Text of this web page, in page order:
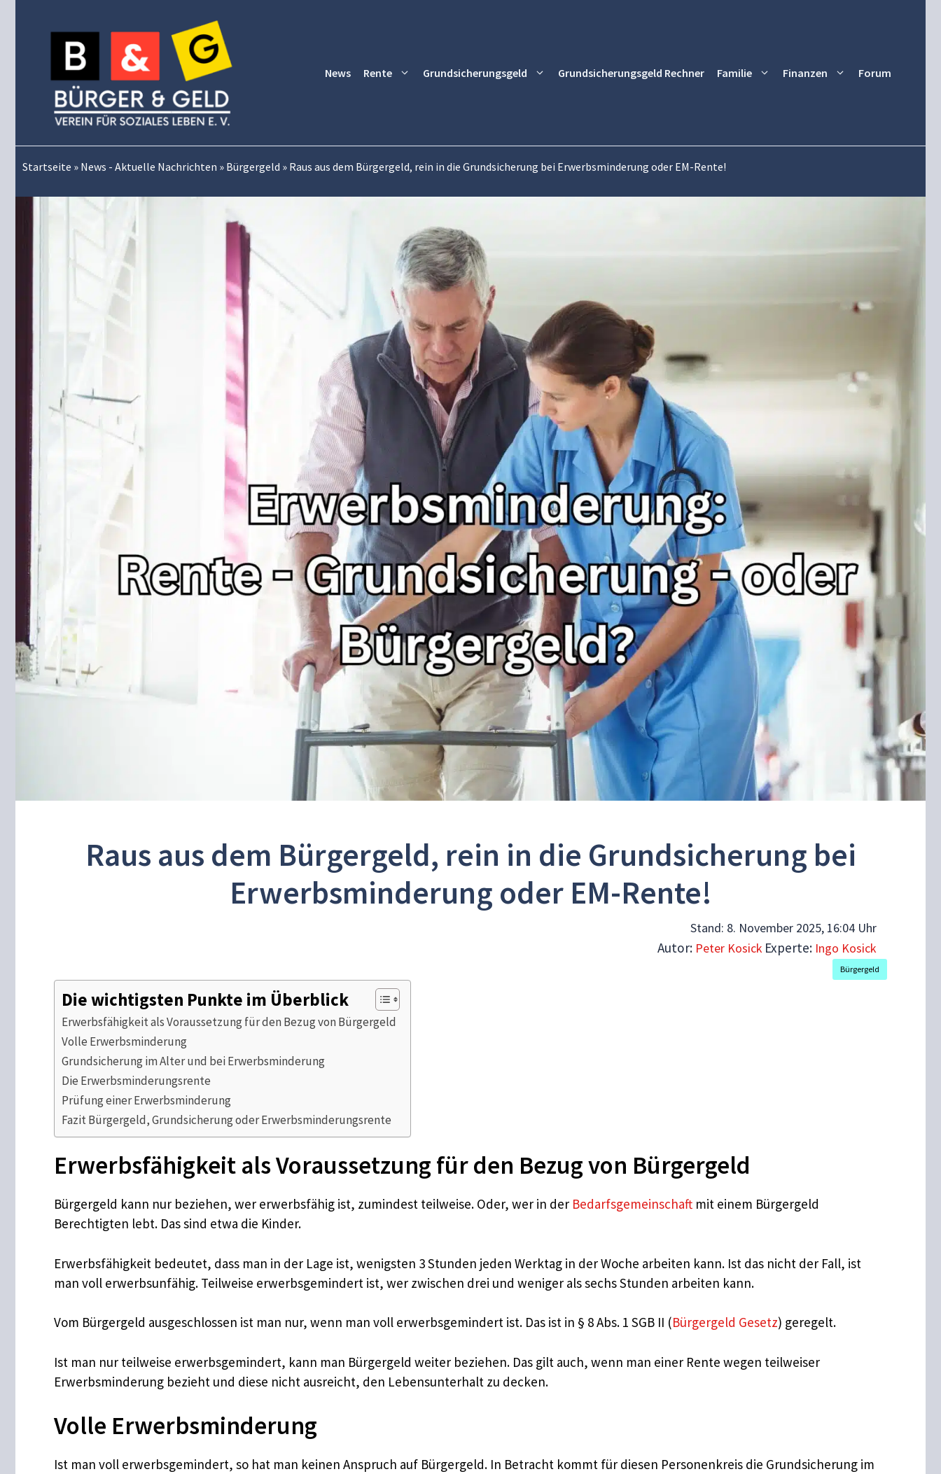
News Rente Grundsicherungsgeld Grundsicherungsgeld Rechner Familie Finanzen Forum
Startseite » News - Aktuelle Nachrichten » Bürgergeld » Raus aus dem Bürgergeld, rein in die Grundsicherung bei Erwerbsminderung oder EM-Rente!
Raus aus dem Bürgergeld, rein in die Grundsicherung bei
Erwerbsminderung oder EM-Rente!
Stand: 8. November 2025, 16:04 Uhr
Autor: Peter Kosick Experte: Ingo Kosick
Bürgergeld
Die wichtigsten Punkte im Überblick
Erwerbsfähigkeit als Voraussetzung für den Bezug von Bürgergeld
Volle Erwerbsminderung
Grundsicherung im Alter und bei Erwerbsminderung
Die Erwerbsminderungsrente
Prüfung einer Erwerbsminderung
Fazit Bürgergeld, Grundsicherung oder Erwerbsminderungsrente
Erwerbsfähigkeit als Voraussetzung für den Bezug von Bürgergeld
Bürgergeld kann nur beziehen, wer erwerbsfähig ist, zumindest teilweise. Oder, wer in der Bedarfsgemeinschaf t mit einem Bürgergeld
Berechtigten lebt. Das sind etwa die Kinder.
Erwerbsfähigkeit bedeutet, dass man in der Lage ist, wenigsten 3 Stunden jeden Werktag in der Woche arbeiten kann. Ist das nicht der Fall, ist
man voll erwerbsunfähig. Teilweise erwerbsgemindert ist, wer zwischen drei und weniger als sechs Stunden arbeiten kann.
Vom Bürgergeld ausgeschlossen ist man nur, wenn man voll erwerbsgemindert ist. Das ist in § 8 Abs. 1 SGB II (Bürgergeld Gesetz) geregelt.
Ist man nur teilweise erwerbsgemindert, kann man Bürgergeld weiter beziehen. Das gilt auch, wenn man einer Rente wegen teilweiser
Erwerbsminderung bezieht und diese nicht ausreicht, den Lebensunterhalt zu decken.
Volle Erwerbsminderung
Ist man voll erwerbsgemindert, so hat man keinen Anspruch auf Bürgergeld. In Betracht kommt für diesen Personenkreis die Grundsicherung im